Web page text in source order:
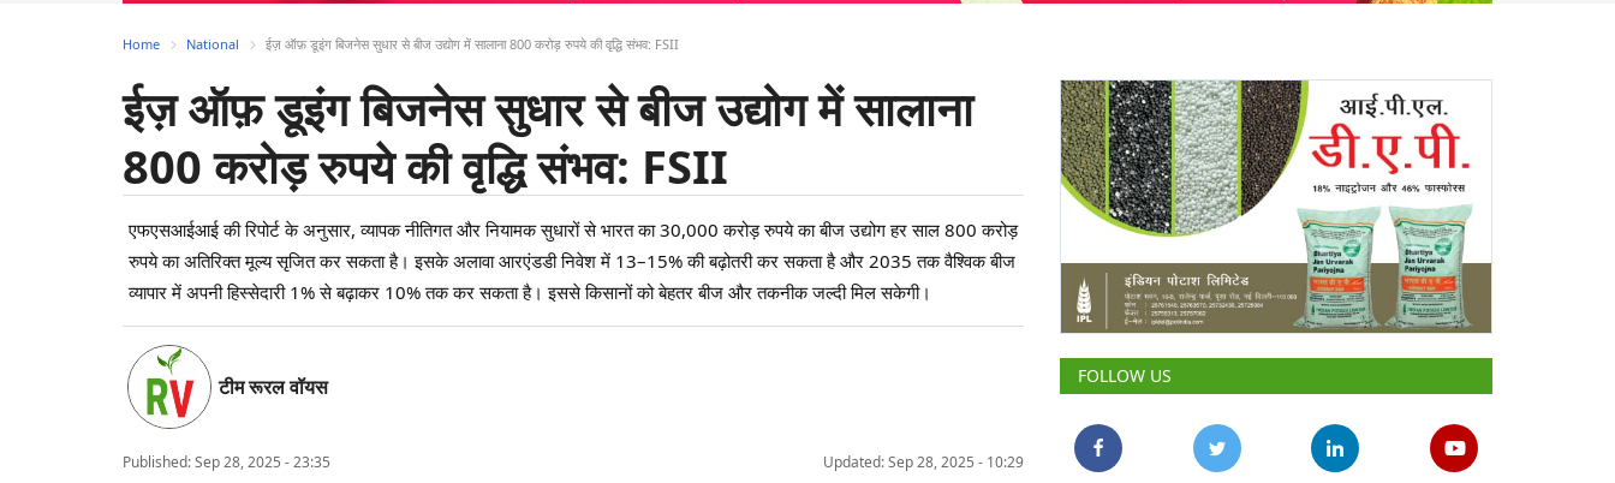
Home National ईज़ ऑफ़ डूइंग बिजनेस सुधार से बीज उद्योग में सालाना 800 करोड़ रुपये की वृद्धि संभव: FSII
ईज़ ऑफ़ डूइंग बिजनेस सुधार से बीज उद्योग में सालाना
800 करोड़ रुपये की वृद्धि संभव: FSII
एफएसआईआई की रिपोर्ट के अनुसार, व्यापक नीतिगत और नियामक सुधारों से भारत का 30,000 करोड़ रुपये का बीज उद्योग हर साल 800 करोड़
रुपये का अतिरिक्त मूल्य सृजित कर सकता है। इसके अलावा आरएंडडी निवेश में 13–15% की बढ़ोतरी कर सकता है और 2035 तक वैश्विक बीज
व्यापार में अपनी हिस्सेदारी 1% से बढ़ाकर 10% तक कर सकता है। इससे किसानों को बेहतर बीज और तकनीक जल्दी मिल सकेगी।
टीम रूरल वॉयस
Published:Sep 28, 2025 - 23:35 Updated: Sep 28, 2025 - 10:29
FOLLOW US